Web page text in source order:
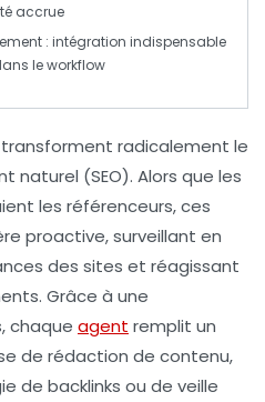
accrue
: intégration indispensable
le workflow
transforment radicalement le
naturel (SEO). Alors que les
les référenceurs, ces
proactive, surveillant en
des sites et réagissant
Grâce à une
chaque agent remplit un
de rédaction de contenu,
de backlinks ou de veille